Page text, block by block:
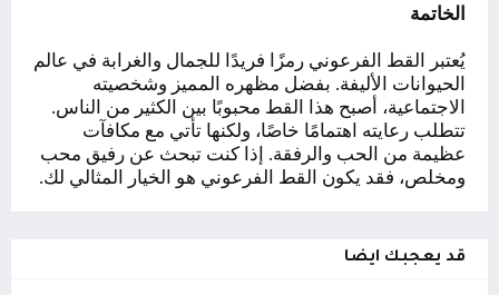
الخاتمة
يُعتبر القط الفرعوني رمزًا فريدًا للجمال والغرابة في عالم
الحيوانات الأليفة. بفضل مظهره المميز وشخصيته
الاجتماعية، أصبح هذا القط محبوبًا بين الكثير من الناس.
تتطلب رعايته اهتمامًا خاصًا، ولكنها تأتي مع مكافآت
عظيمة من الحب والرفقة. إذا كنت تبحث عن رفيق محب
ومخلص، فقد يكون القط الفرعوني هو الخيار المثالي لك.
قد يعجبك ايضا